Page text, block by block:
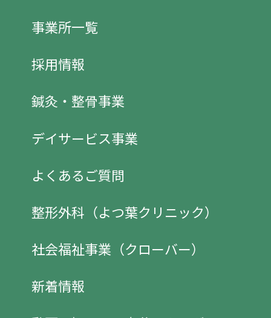
事業所一覧
採用情報
鍼灸・整骨事業
デイサービス事業
よくあるご質問
整形外科（よつ葉クリニック）
社会福祉事業（クローバー）
新着情報